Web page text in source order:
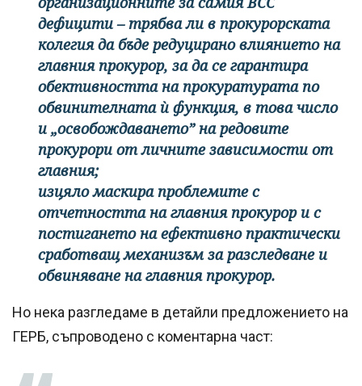
дефицити – трябва ли в прокурорската
колегия да бъде редуцирано влиянието на
главния прокурор, за да се гарантира
обективността на прокуратурата по
обвинителната ѝ функция, в това число
и „освобождаването” на редовите
прокурори от личните зависимости от
главния;
изцяло маскира проблемите с
отчетността на главния прокурор и с
постигането на ефективно практически
сработващ механизъм за разследване и
обвиняване на главния прокурор.
Но нека разгледаме в детайли предложението на
ГЕРБ, съпроводено с коментарна част: